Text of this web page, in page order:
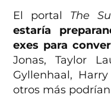
El portal The
estaría
exes para
Jonas, Taylor
Gyllenhaal,
otros más